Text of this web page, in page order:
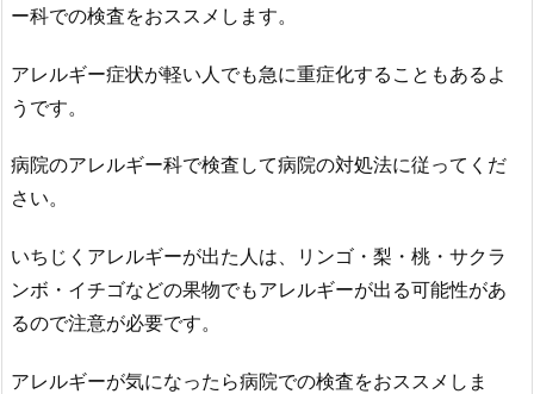
ー科での検査をおススメします。
アレルギー症状が軽い人でも急に重症化することもあるよ
うです。
病院のアレルギー科で検査して病院の対処法に従ってくだ
さい。
いちじくアレルギーが出た人は、リンゴ・梨・桃・サクラ
ンボ・イチゴなどの果物でもアレルギーが出る可能性があ
るので注意が必要です。
アレルギーが気になったら病院での検査をおススメしま